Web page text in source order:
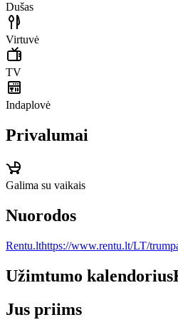
Dušas
Virtuvė
TV
Indaplovė
Privalumai
Galima su vaikais
Nuorodos
Rentu.lthttps://www.rentu.lt/LT/
Užimtumo kalendorius
Jus priims